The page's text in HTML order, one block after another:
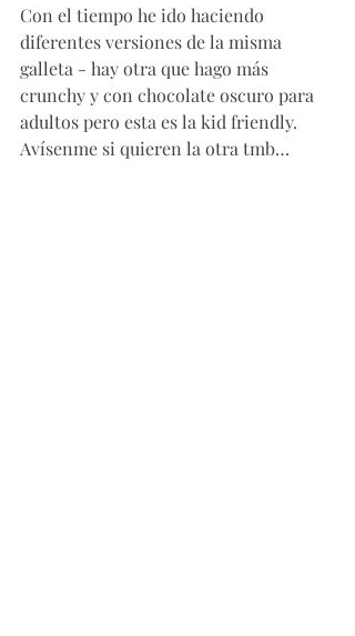
Con el tiempo he ido haciendo
diferentes versiones de la misma
galleta - hay otra que hago más
crunchy y con chocolate oscuro para
adultos pero esta es la kid friendly.
Avísenme si quieren la otra tmb…